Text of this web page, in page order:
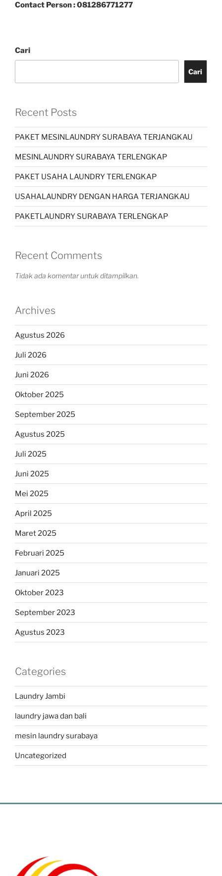
Contact Person : 081286771277
Cari
Cari
Recent Posts
PAKET MESINLAUNDRY SURABAYA TERJANGKAU
MESINLAUNDRY SURABAYA TERLENGKAP
PAKET USAHA LAUNDRY TERLENGKAP
USAHALAUNDRY DENGAN HARGA TERJANGKAU
PAKETLAUNDRY SURABAYA TERLENGKAP
Recent Comments
Tidak ada komentar untuk ditampilkan.
Archives
Agustus 2026
Juli 2026
Juni 2026
Oktober 2025
September 2025
Agustus 2025
Juli 2025
Juni 2025
Mei 2025
April 2025
Maret 2025
Februari 2025
Januari 2025
Oktober 2023
September 2023
Agustus 2023
Categories
Laundry Jambi
laundry jawa dan bali
mesin laundry surabaya
Uncategorized